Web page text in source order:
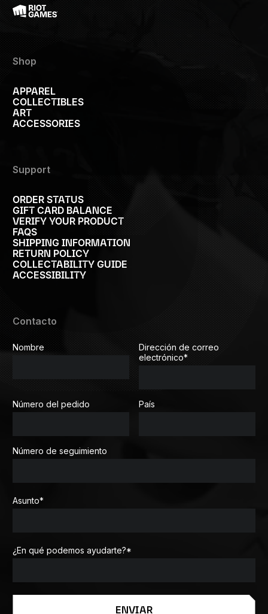
Shop
APPAREL
COLLECTIBLES
ART
ACCESSORIES
Support
ORDER STATUS
GIFT CARD BALANCE
VERIFY YOUR PRODUCT
FAQS
SHIPPING INFORMATION
RETURN POLICY
COLLECTABILITY GUIDE
ACCESSIBILITY
Contacto
Nombre
Dirección de correo
electrónico*
Número del pedido País
Número de seguimiento
Asunto*
¿En qué podemos ayudarte?*
ENVIAR